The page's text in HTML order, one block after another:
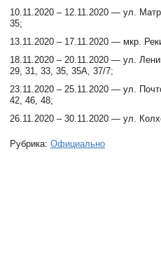
10.11.2020 – 12.11.2020 — ул.
35;
13.11.2020 – 17.11.2020 — мкр.
18.11.2020 – 20.11.2020 — ул.
29, 31, 33, 35, 35А, 37/7;
23.11.2020 – 25.11.2020 — ул.
42, 46, 48;
26.11.2020 – 30.11.2020 — ул.
Рубрика: Официально